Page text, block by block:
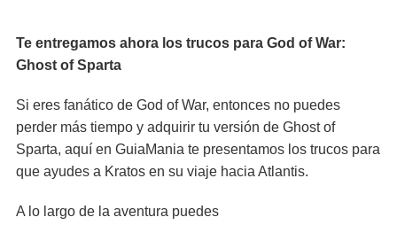
Te entregamos ahora los trucos para God of War:
Ghost of Sparta
Si eres fanático de God of War, entonces no puedes
perder más tiempo y adquirir tu versión de Ghost of
Sparta, aquí en GuiaMania te presentamos los trucos para
que ayudes a Kratos en su viaje hacia Atlantis.
A lo largo de la aventura puedes